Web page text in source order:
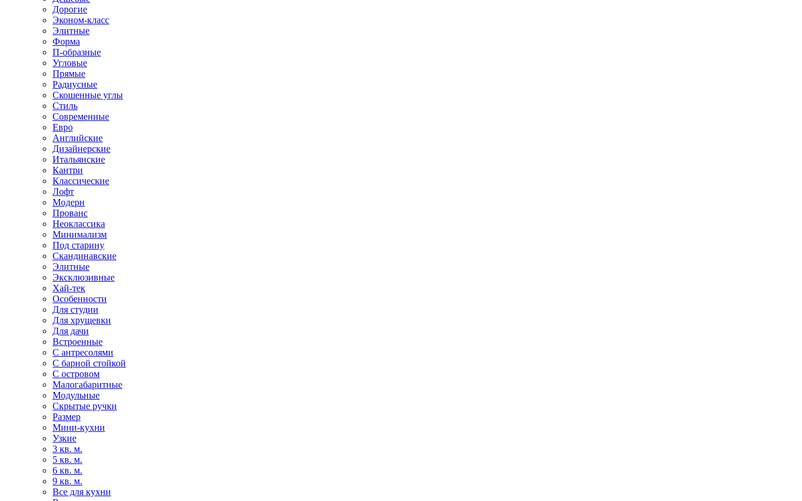
Дорогие
Эконом-класс
Элитные
Форма
П-образные
Угловые
Прямые
Радиусные
Скошенные углы
Стиль
Современные
Евро
Английские
Дизайнерские
Итальянские
Кантри
Классические
Лофт
Модерн
Прованс
Неоклассика
Минимализм
Под старину
Скандинавские
Элитные
Эксклюзивные
Хай-тек
Особенности
Для студии
Для хрущевки
Для дачи
Встроенные
С антресолями
С барной стойкой
С островом
Малогабаритные
Модульные
Скрытые ручки
Размер
Мини-кухни
Узкие
3 кв. м.
5 кв. м.
6 кв. м.
9 кв. м.
Все для кухни